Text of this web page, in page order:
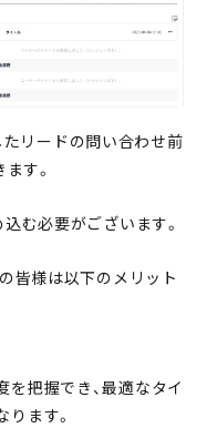
リードの問い合わせ前
す。
む必要がございます。
皆様は以下のメリット
把握でき、最適なタイ
ます。